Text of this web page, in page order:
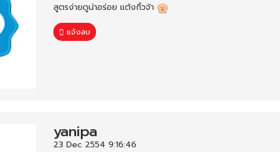
สูตรง่ายดูน่าอร่อย แต้งกิ้วจ้า
แจ้งลบ
yanipa
23 Dec 2554 9:16:46